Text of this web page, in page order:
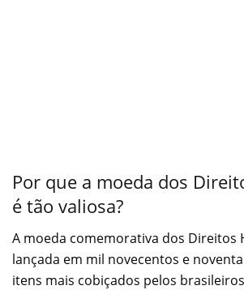
Por que a moeda dos
é tão valiosa?
A moeda comemorativa dos Direitos
lançada em mil novecentos e
itens mais cobiçados pelos